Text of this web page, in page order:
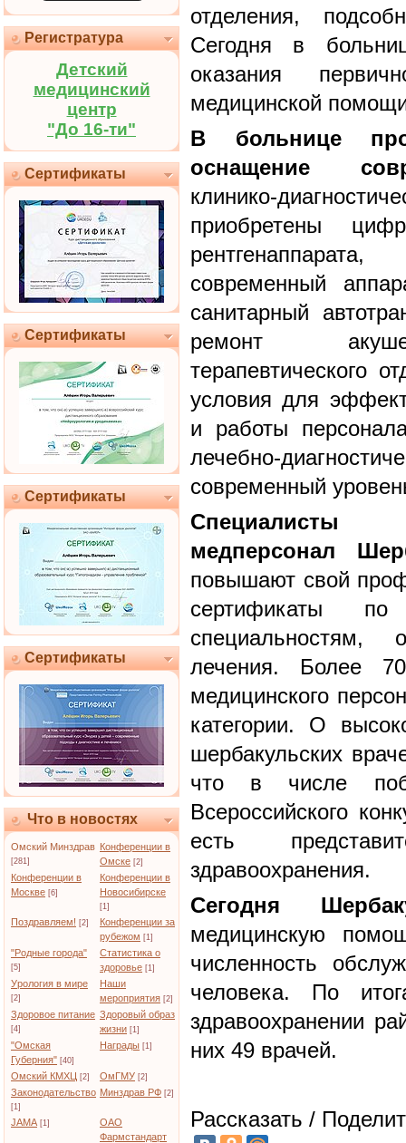
Регистратура
Детский
медицинский
центр
"До 16-ти"
Сертификаты
Сертификаты
Сертификаты
Сертификаты
Что в новостях
Омский Минздрав
[281]
Конференции в
Омске [2]
Конференции в
Москве [6]
Конференции в
Новосибирске
[1]
Поздравляем! [2]
Конференции за
рубежом [1]
"Родные города"
[5]
Статистика о
здоровье [1]
Урология в мире
[2]
Наши
мероприятия [2]
Здоровое питание
[4]
Здоровый образ
жизни [1]
"Омская
Губерния" [40]
Награды [1]
Омский КМХЦ [2] ОмГМУ [2]
Законодательство
[1]
Минздрав РФ [2]
JAMA [1]
ОАО
Фармстандарт
отделения,
Сегодня в
оказания
медицинской
В больнице
оснащение
клинико-
приобретены
современный
санитарный
ремонт
терапевтического
условия для
и работы
лечебно-
современный
медперсонал
повышают свой
сертификаты по
специальностям,
лечения. Более
медицинского
категории. О
шербакульских
что в числе
Всероссийского
есть
здравоохранения.
Сегодня
медицинскую
численность
человека. По
здравоохранении
них 49 врачей.
Рассказать /